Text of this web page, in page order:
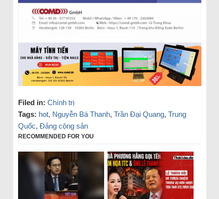
Filed in: Chính trị
Tags: hot, Nguyễn Bá Thanh, Trần Đại Quang, Trung
Quốc, Đảng cộng sản
RECOMMENDED FOR YOU